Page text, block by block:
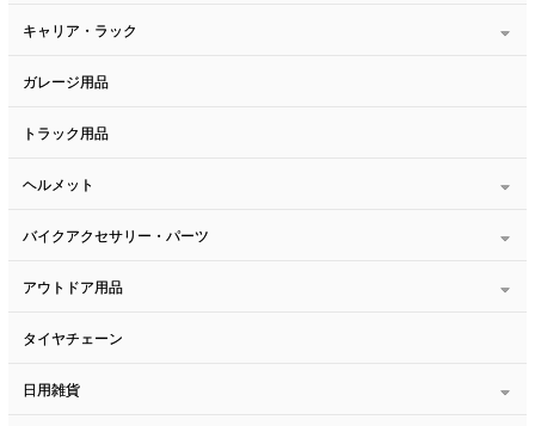
キャリア・ラック
ガレージ用品
トラック用品
ヘルメット
バイクアクセサリー・パーツ
アウトドア用品
タイヤチェーン
日用雑貨